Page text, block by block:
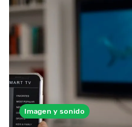
Imagen y sonido